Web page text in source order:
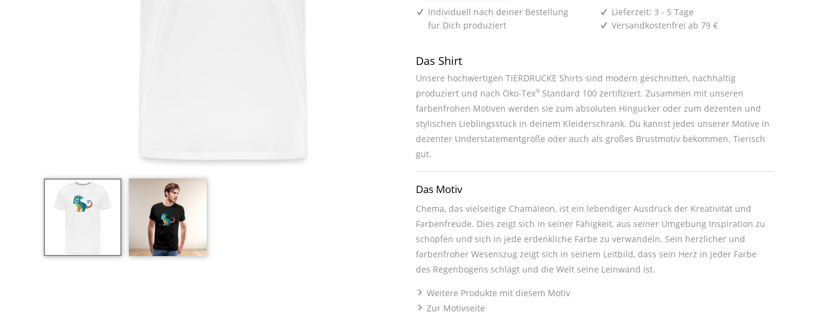
Individuell nach deiner Bestellung
für Dich produziert
Lieferzeit: 3 - 5 Tage
Versandkostenfrei ab 79 €
Das Shirt
Unsere hochwertigen TIERDRUCKE Shirts sind modern geschnitten, nachhaltig
produziert und nach Öko-Tex® Standard 100 zertifiziert. Zusammen mit unseren
farbenfrohen Motiven werden sie zum absoluten Hingucker oder zum dezenten und
stylischen Lieblingsstück in deinem Kleiderschrank. Du kannst jedes unserer Motive in
dezenter Understatementgröße oder auch als großes Brustmotiv bekommen. Tierisch
gut.
Das Motiv
Chema, das vielseitige Chamäleon, ist ein lebendiger Ausdruck der Kreativität und
Farbenfreude. Dies zeigt sich in seiner Fähigkeit, aus seiner Umgebung Inspiration zu
schöpfen und sich in jede erdenkliche Farbe zu verwandeln. Sein herzlicher und
farbenfroher Wesenszug zeigt sich in seinem Leitbild, dass sein Herz in jeder Farbe
des Regenbogens schlägt und die Welt seine Leinwand ist.
Weitere Produkte mit diesem Motiv
Zur Motivseite